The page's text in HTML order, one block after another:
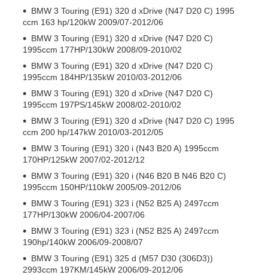
BMW 3 Touring (E91) 320 d xDrive (N47 D20 C) 1995
ccm 163 hp/120kW 2009/07-2012/06
BMW 3 Touring (E91) 320 d xDrive (N47 D20 C)
1995ccm 177HP/130kW 2008/09-2010/02
BMW 3 Touring (E91) 320 d xDrive (N47 D20 C)
1995ccm 184HP/135kW 2010/03-2012/06
BMW 3 Touring (E91) 320 d xDrive (N47 D20 C)
1995ccm 197PS/145kW 2008/02-2010/02
BMW 3 Touring (E91) 320 d xDrive (N47 D20 C) 1995
ccm 200 hp/147kW 2010/03-2012/05
BMW 3 Touring (E91) 320 i (N43 B20 A) 1995ccm
170HP/125kW 2007/02-2012/12
BMW 3 Touring (E91) 320 i (N46 B20 B N46 B20 C)
1995ccm 150HP/110kW 2005/09-2012/06
BMW 3 Touring (E91) 323 i (N52 B25 A) 2497ccm
177HP/130kW 2006/04-2007/06
BMW 3 Touring (E91) 323 i (N52 B25 A) 2497ccm
190hp/140kW 2006/09-2008/07
BMW 3 Touring (E91) 325 d (M57 D30 (306D3))
2993ccm 197KM/145kW 2006/09-2012/06